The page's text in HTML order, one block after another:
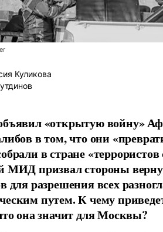
Куликова
«открытую войну»
в том, что они
в стране «террористов
МИД призвал стороны
для разрешения всех
путем. К чему
она значит для Москвы?